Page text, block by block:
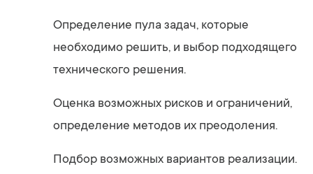
Определение пула задач, которые
необходимо решить, и выбор подходящего
технического решения.
Оценка возможных рисков и ограничений,
определение методов их преодоления.
Подбор возможных вариантов реализации.